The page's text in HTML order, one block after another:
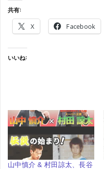
共有:
X Facebook
いいね:
山中慎介 & 村田諒太、長谷